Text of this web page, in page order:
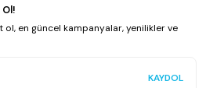
en güncel kampanyalar, yenilikler ve
KAYDOL